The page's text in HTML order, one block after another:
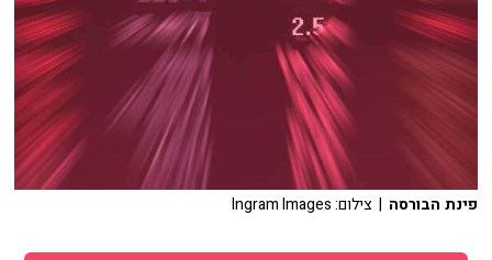
פינת הבורסה | צילום: Ingram Images